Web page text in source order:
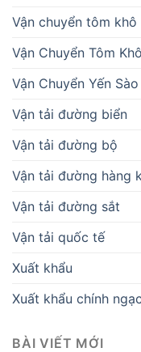
Vận chuyển tôm
Vận Chuyển Tôm
Vận Chuyển Yến
Vận tải đường biển
Vận tải đường bộ
Vận tải đường hàng
Vận tải đường sắt
Vận tải quốc tế
Xuất khẩu
Xuất khẩu chính
BÀI VIẾT MỚI